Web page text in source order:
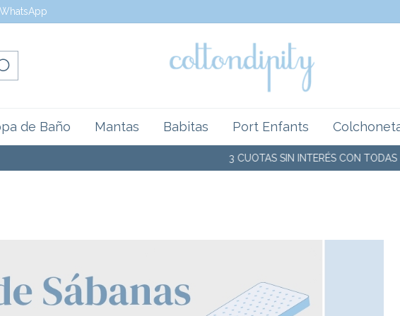
de Baño Mantas Babitas Port Enfants
3 CUOTAS SIN INTERÉS CON TODAS